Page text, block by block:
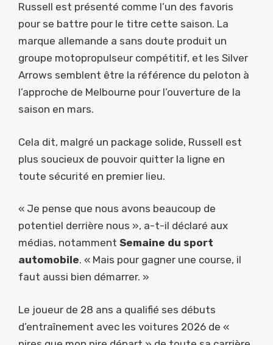
Russell est présenté comme l’un des favoris
pour se battre pour le titre cette saison. La
marque allemande a sans doute produit un
groupe motopropulseur compétitif, et les Silver
Arrows semblent être la référence du peloton à
l’approche de Melbourne pour l’ouverture de la
saison en mars.
Cela dit, malgré un package solide, Russell est
plus soucieux de pouvoir quitter la ligne en
toute sécurité en premier lieu.
« Je pense que nous avons beaucoup de
potentiel derrière nous », a-t-il déclaré aux
médias, notamment Semaine du sport
automobile. « Mais pour gagner une course, il
faut aussi bien démarrer. »
Le joueur de 28 ans a qualifié ses débuts
d’entraînement avec les voitures 2026 de «